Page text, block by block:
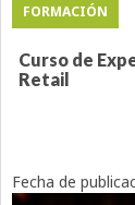
FORMACIÓN
Curso de
Retail
Fecha de